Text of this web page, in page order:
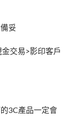
妥
交易>影印客戶
3C產品一定會